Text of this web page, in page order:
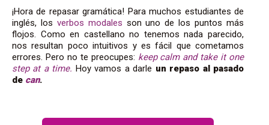
¡Hora de repasar gramática! Para muchos estudiantes de
inglés, los verbos modales son uno de los puntos más
flojos. Como en castellano no tenemos nada parecido,
nos resultan poco intuitivos y es fácil que cometamos
errores. Pero no te preocupes: keep calm and take it one
step at a time. Hoy vamos a darle un repaso al pasado
de can.